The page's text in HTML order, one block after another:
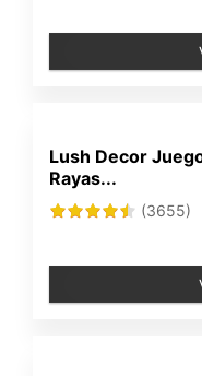
Lush Decor
Rayas...
(3655)